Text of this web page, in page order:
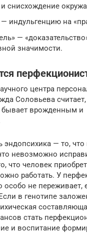
снисхождение
— индульгенцию на
—
значимости.
центра
Соловьева считает,
врожденным и
эндопсихика — то, что
невозможно
что человек
работать. У
особо не переживает,
в генотипе
стать
и воспитание